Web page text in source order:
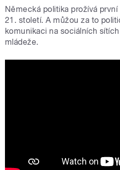
Německá politika prožívá
21. století. A můžou za to
komunikaci na sociálních
mládeže.